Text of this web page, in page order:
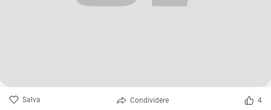
Salva Condividere 4